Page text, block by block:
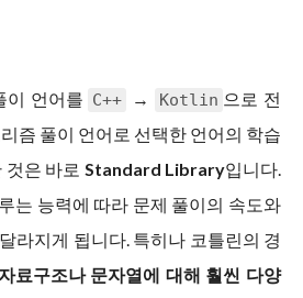
이 언어를 C++ → Kotlin 으로 전
즘 풀이 언어로 선택한 언어의 학습
것은 바로 Standard Library입니다.
는 능력에 따라 문제 풀이의 속도와
라지게 됩니다. 특히나 코틀린의 경
료구조나 문자열에 대해 훨씬 다양